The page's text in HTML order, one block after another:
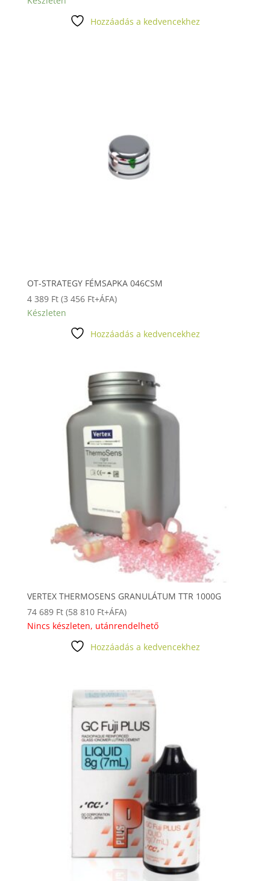
Hozzáadás a kedvencekhez
OT-STRATEGY FÉMSAPKA 046CSM
4 389 Ft (3 456 Ft+ÁFA)
Készleten
Hozzáadás a kedvencekhez
VERTEX THERMOSENS GRANULÁTUM TTR 1000G
74 689 Ft (58 810 Ft+ÁFA)
Nincs készleten, utánrendelhető
Hozzáadás a kedvencekhez